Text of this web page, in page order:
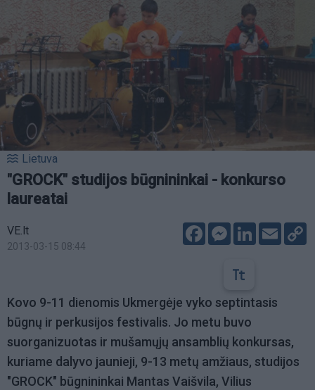
Lietuva
"GROCK" studijos būgnininkai - konkurso
laureatai
VE.lt
2013-03-15 08:44
FacebookMessenger
LinkedIn
Email
Kovo 9-11 dienomis Ukmergėje vyko septintasis
būgnų ir perkusijos festivalis. Jo metu buvo
suorganizuotas ir mušamųjų ansamblių konkursas,
kuriame dalyvo jaunieji, 9-13 metų amžiaus, studijos
"GROCK" būgnininkai Mantas Vaišvila, Vilius